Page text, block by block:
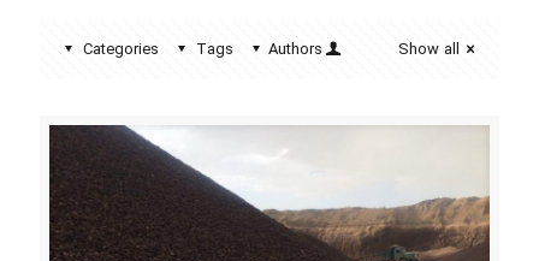
Categories Tags Authors Show all